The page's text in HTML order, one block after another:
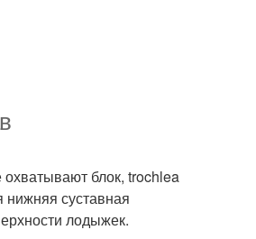
блок, trochlea
нижняя суставная
лодыжек.